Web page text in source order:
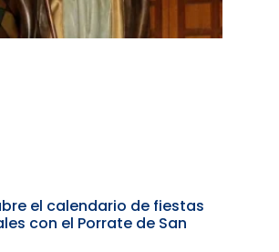
el calendario de fiestas
con el Porrate de San